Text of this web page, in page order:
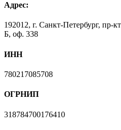
Адрес:
192012, г. Санкт-Петербург, пр-
Б, оф. 338
ИНН
780217085708
ОГРНИП
318784700176410